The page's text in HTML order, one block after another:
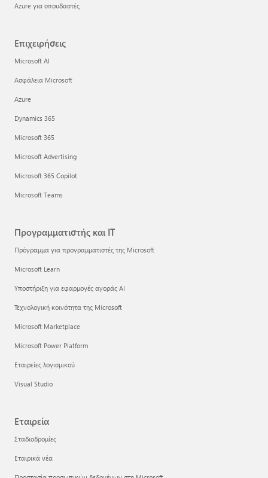
Azure για σπουδαστές
Επιχειρήσεις
Microsoft AI
Ασφάλεια Microsoft
Azure
Dynamics 365
Microsoft 365
Microsoft Advertising
Microsoft 365 Copilot
Microsoft Teams
Προγραμματιστής και IT
Πρόγραμμα για προγραμματιστές της Microsoft
Microsoft Learn
Υποστήριξη για εφαρμογές αγοράς AI
Τεχνολογική κοινότητα της Microsoft
Microsoft Marketplace
Microsoft Power Platform
Εταιρείες λογισμικού
Visual Studio
Εταιρεία
Σταδιοδρομίες
Εταιρικά νέα